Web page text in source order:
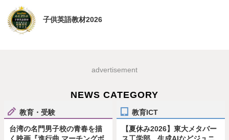
子供英語教材2026
advertisement
NEWS CATEGORY
教育・受験
台湾の名門男子校の青春を描
教育ICT
【夏休み2026】東大メタバー